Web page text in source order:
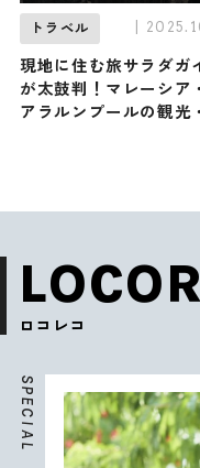
トラベル |
現地に住む旅サラダガ
が太鼓判！マレーシア
アラルンプールの観光
ロコレコ
S
P
E
C
I
A
L